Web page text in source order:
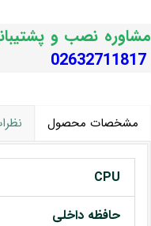
مشاوره نصب و
02632711817
مشخصات محصول
CPU
حافظه داخلی